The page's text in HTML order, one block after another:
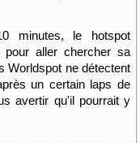
minutes, le hotspot
aller chercher sa
Worldspot ne détectent
un certain laps de
avertir qu'il pourrait y